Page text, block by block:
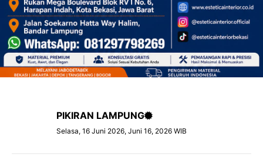
PIKIRAN LAMPUNG
Selasa, 16 Juni 2026, Juni 16, 2026 WIB